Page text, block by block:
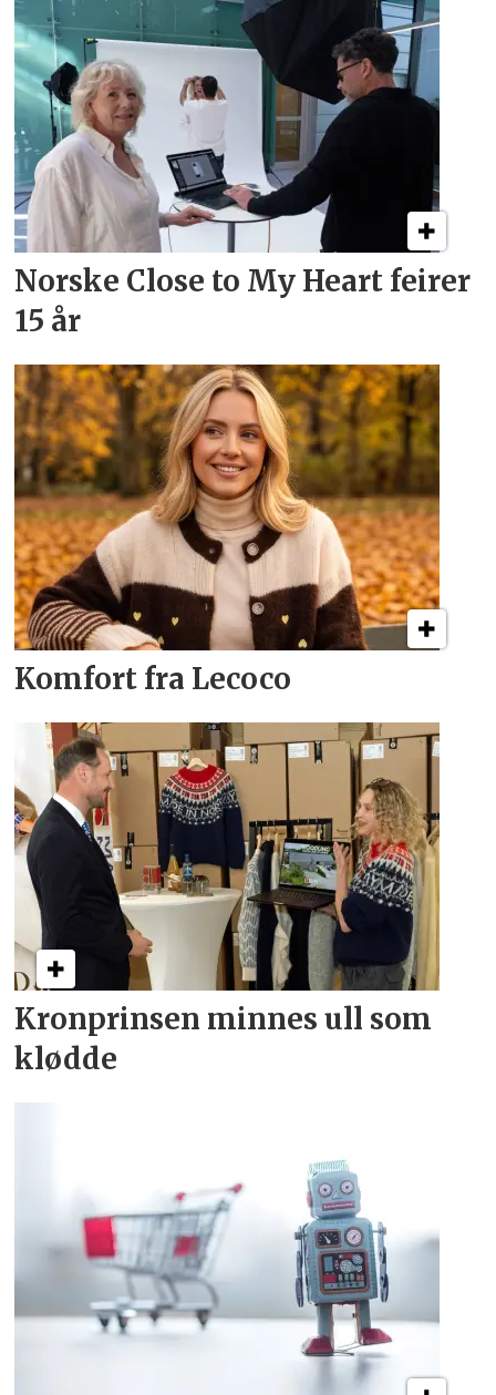
Norske Close to My Heart feirer
15 år
Komfort fra Lecoco
Kronprinsen minnes ull som
klødde